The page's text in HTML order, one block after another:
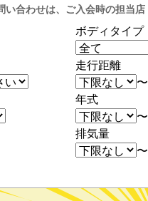
い合わせは、ご入会時の担当
ボディタイプ
走行距離
〜
年式
〜
排気量
〜